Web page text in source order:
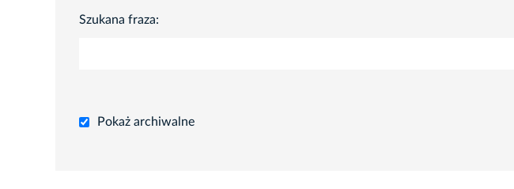
Szukana fraza:
Pokaż archiwalne